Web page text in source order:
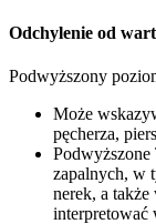
Odchylenie od
Podwyższony
Może
pęcherza,
Podwyższone
zapalnych, w
nerek, a
interpretować